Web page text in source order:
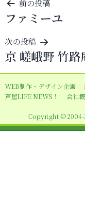
投
稿
ナ
ビ
ゲ
ー
シ
ン
前の投稿
ファミーユ
次の投稿
京 嵯峨野 竹路
WEB制作・デザイン企画
芦屋LIFE NEWS！
会社
Copyright ©